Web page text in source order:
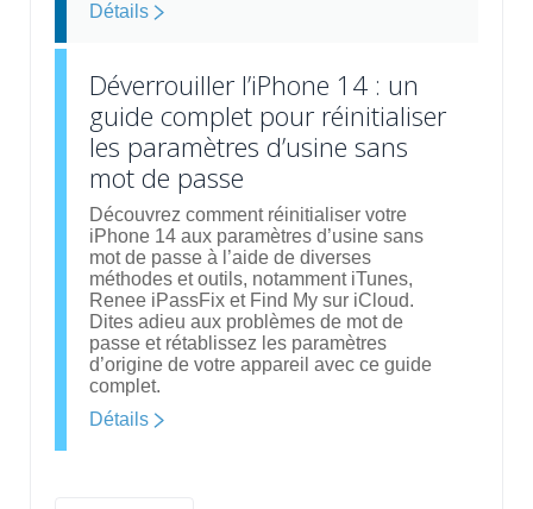
Détails
Déverrouiller l’iPhone 14 : un
guide complet pour réinitialiser
les paramètres d’usine sans
mot de passe
Découvrez comment réinitialiser votre
iPhone 14 aux paramètres d’usine sans
mot de passe à l’aide de diverses
méthodes et outils, notamment iTunes,
Renee iPassFix et Find My sur iCloud.
Dites adieu aux problèmes de mot de
passe et rétablissez les paramètres
d’origine de votre appareil avec ce guide
complet.
Détails